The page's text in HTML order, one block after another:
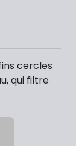
cercles
qui filtre